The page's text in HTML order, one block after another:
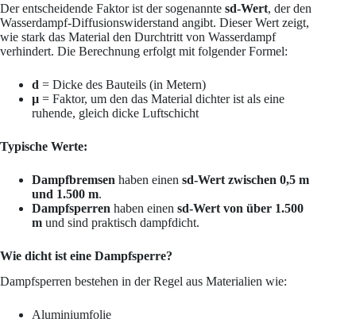
Der entscheidende Faktor ist der sogenannte sd-Wert, der den
Wasserdampf-Diffusionswiderstand angibt. Dieser Wert zeigt,
wie stark das Material den Durchtritt von Wasserdampf
verhindert. Die Berechnung erfolgt mit folgender Formel:
d = Dicke des Bauteils (in Metern)
µ = Faktor, um den das Material dichter ist als eine
ruhende, gleich dicke Luftschicht
Typische Werte:
Dampfbremsen haben einen sd-Wert zwischen 0,5 m
und 1.500 m.
Dampfsperren haben einen sd-Wert von über 1.500
m und sind praktisch dampfdicht.
Wie dicht ist eine Dampfsperre?
Dampfsperren bestehen in der Regel aus Materialien wie:
Aluminiumfolie